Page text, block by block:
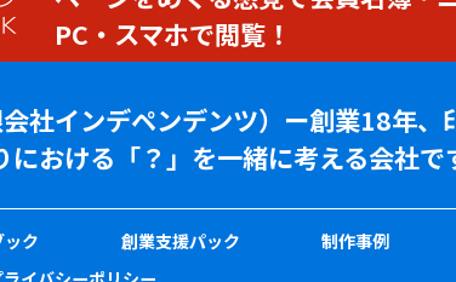
PC・スマホで閲覧！
社インデペンデンツ）ー創業18年、
における「？」を一緒に考える会社で
ク 創業支援パック 制作事例